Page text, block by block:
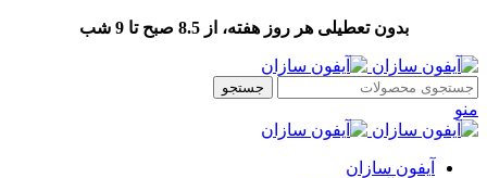
بدون تعطیلی هر روز هفته، از 8.5 صبح تا 9 شب
جستجو
منو
آیفون سازان